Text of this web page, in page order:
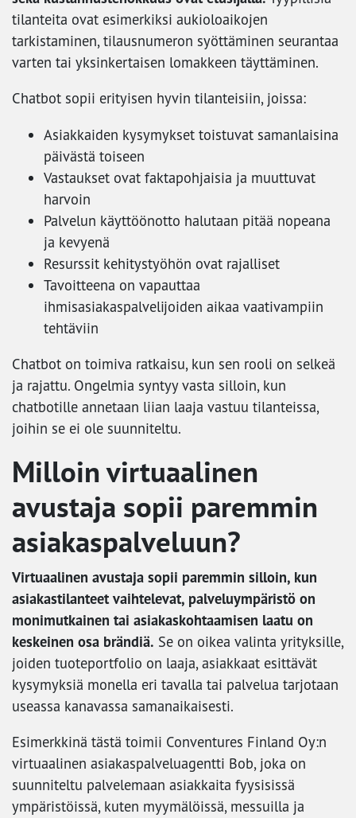
tilanteita ovat esimerkiksi aukioloaikojen
tarkistaminen, tilausnumeron syöttäminen seurantaa
varten tai yksinkertaisen lomakkeen täyttäminen.
Chatbot sopii erityisen hyvin tilanteisiin, joissa:
Asiakkaiden kysymykset toistuvat samanlaisina
päivästä toiseen
Vastaukset ovat faktapohjaisia ja muuttuvat
harvoin
Palvelun käyttöönotto halutaan pitää nopeana
ja kevyenä
Resurssit kehitystyöhön ovat rajalliset
Tavoitteena on vapauttaa
ihmisasiakaspalvelijoiden aikaa vaativampiin
tehtäviin
Chatbot on toimiva ratkaisu, kun sen rooli on selkeä
ja rajattu. Ongelmia syntyy vasta silloin, kun
chatbotille annetaan liian laaja vastuu tilanteissa,
joihin se ei ole suunniteltu.
Milloin virtuaalinen
avustaja sopii paremmin
asiakaspalveluun?
Virtuaalinen avustaja sopii paremmin silloin, kun
asiakastilanteet vaihtelevat, palveluympäristö on
monimutkainen tai asiakaskohtaamisen laatu on
keskeinen osa brändiä. Se on oikea valinta yrityksille,
joiden tuoteportfolio on laaja, asiakkaat esittävät
kysymyksiä monella eri tavalla tai palvelua tarjotaan
useassa kanavassa samanaikaisesti.
Esimerkkinä tästä toimii Conventures Finland Oy:n
virtuaalinen asiakaspalveluagentti Bob, joka on
suunniteltu palvelemaan asiakkaita fyysisissä
ympäristöissä, kuten myymälöissä, messuilla ja